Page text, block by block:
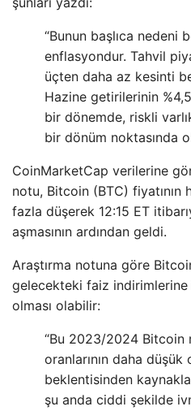
“Bunun başlıca nedeni
enflasyondur. Tahvil
üçten daha az kesinti
Hazine getirilerinin
bir dönemde, riskli
bir dönüm noktasında
CoinMarketCap verilerine
notu, Bitcoin (BTC)
fazla düşerek 12:15 ET
aşmasının ardından geldi.
Araştırma notuna göre
gelecekteki faiz
olması olabilir:
“Bu 2023/2024 Bitcoin
oranlarının daha düşük
beklentisinden
şu anda ciddi şekilde